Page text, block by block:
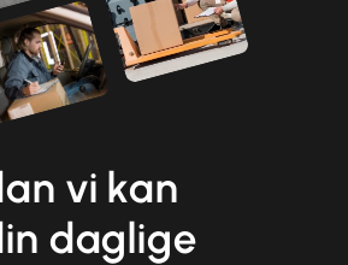
vi kan
daglige